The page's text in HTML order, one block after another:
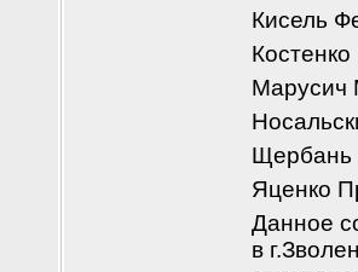
Кисель
Марусич
Носа
Щербань
Яценко
Данное
в